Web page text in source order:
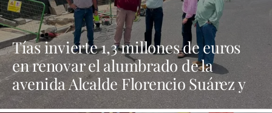
Tías invierte 1,3 millones de euros
en renovar el alumbrado de la
avenida Alcalde Florencio Suárez y
31 calles aledañas